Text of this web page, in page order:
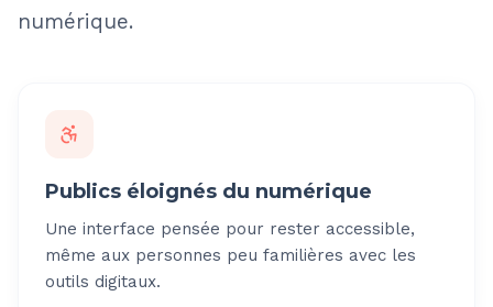
numérique.
Publics éloignés du numérique
Une interface pensée pour rester accessible,
même aux personnes peu familières avec les
outils digitaux.